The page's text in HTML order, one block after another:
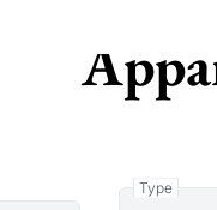
Type